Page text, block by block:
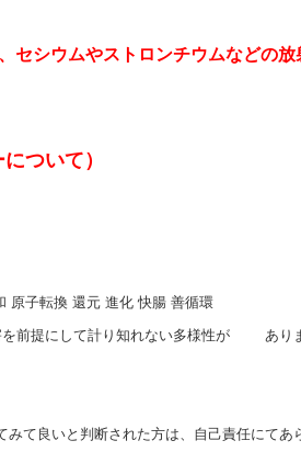
セシウムやストロンチウムなどの
ついて）
原子転換 還元 進化 快腸 善循環
を前提にして計り知れない多様性が あり
て良いと判断された方は、自己責任にてあ